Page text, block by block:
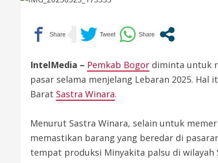
IntelMedia – Pemkab Bogor diminta untuk
pasar selama menjelang Lebaran 2025. Hal
Barat Sastra Winara.
Menurut Sastra Winara, selain untuk
memastikan barang yang beredar di
tempat produksi Minyakita palsu di wilayah